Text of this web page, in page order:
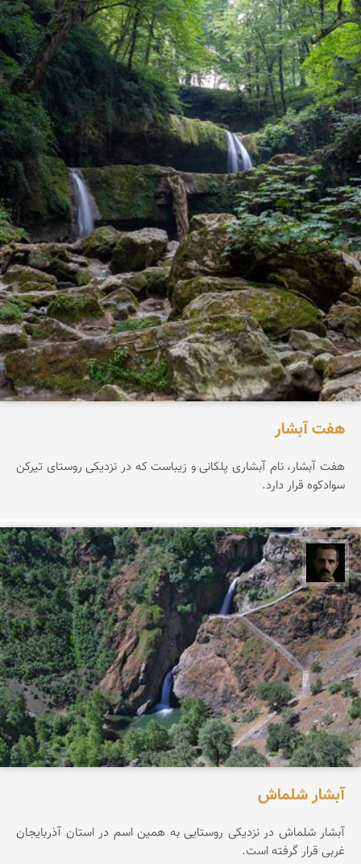
هفت آبشار
هفت آبشار، نام آبشاری پلکانی و زیباست که در نزدیکی روستای تیرکن
سوادکوه قرار دارد.
عباس رحمانی
آبشار شلماش
آبشار شلماش در نزدیکی روستایی به همین اسم در استان آذربایجان
غربی قرار گرفته است.